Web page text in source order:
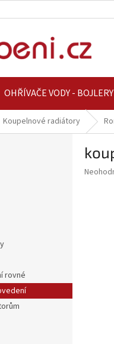
OHŘÍVAČE VODY - BOJLERY
Koupelnové radiátory
rovné